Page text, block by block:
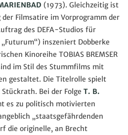
(1973). Gleichzeitig ist
Filmsatire im Vorprogramm der
des DEFA-Studios für
inszeniert Dobberke
Kinoreihe TOBIAS BREMSER
im Stil des Stummfilms mit
gestaltet. Die Titelrolle spielt
Bei der Folge T. B.
es zu politisch motivierten
„staatsgefährdenden
die originelle, an Brecht